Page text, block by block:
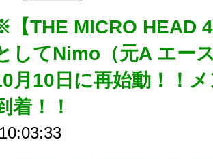
THE MICRO HEAD
してNimo（元A エー
月10日に再始動！！
着！！